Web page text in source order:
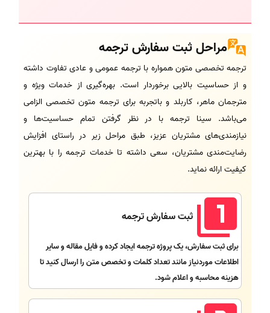
مراحل ثبت سفارش ترجمه
ترجمه تخصصی متون همواره با ترجمه عمومی و عادی تفاوت داشته
و از حساسیت بالایی برخوردار است. بهره‌گیری از خدمات ویژه و
مترجمان ماهر، کاربلد و باتجربه برای ترجمه متون تخصصی الزامی
می‌باشد. سینا ترجمه با در نظر گرفتن تمام حساسیت‌ها و
نیازمندی‌های مشتریان عزیز، طبق مراحل زیر در راستای افزایش
رضایت‌مندی مشتریان، سعی داشته تا خدمات ترجمه را با بهترین
کیفیت ارائه نماید.
ثبت سفارش ترجمه
برای ثبت سفارش، یک پروژه ترجمه ایجاد کرده و فایل مقاله و سایر
اطلاعات موردنیاز مانند تعداد کلمات و تخصص متن را ارسال کنید تا
هزینه محاسبه و اعلام شود.